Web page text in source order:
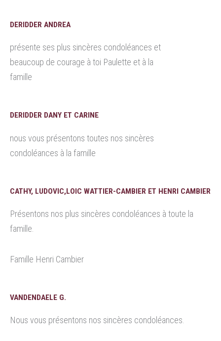
DERIDDER ANDREA
présente ses plus sincères condoléances et
beaucoup de courage à toi Paulette et à la
famille
DERIDDER DANY ET CARINE
nous vous présentons toutes nos sincères
condoléances à la famille
CATHY, LUDOVIC,LOIC WATTIER-CAMBIER ET HENRI CAMBIER
Présentons nos plus sincères condoléances à toute la
famille.
Famille Henri Cambier
VANDENDAELE G.
Nous vous présentons nos sincères condoléances.